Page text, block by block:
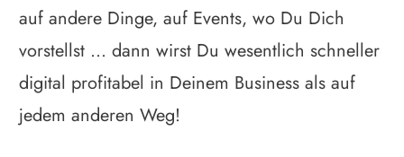
auf andere Dinge, auf Events, wo Du Dich
vorstellst ... dann wirst Du wesentlich schneller
digital profitabel in Deinem Business als auf
jedem anderen Weg!